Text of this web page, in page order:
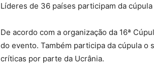
Líderes de 36 países participam da cúpula
De acordo com a organização da 16ª
do evento. Também participa da cúpula o
críticas por parte da Ucrânia.